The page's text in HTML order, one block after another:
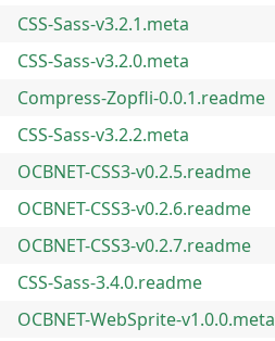
CSS-Sass-v3.2.1.meta
CSS-Sass-v3.2.0.meta
Compress-Zopfli-0.0.1.readme
CSS-Sass-v3.2.2.meta
OCBNET-CSS3-v0.2.5.readme
OCBNET-CSS3-v0.2.6.readme
OCBNET-CSS3-v0.2.7.readme
CSS-Sass-3.4.0.readme
OCBNET-WebSprite-v1.0.0.meta